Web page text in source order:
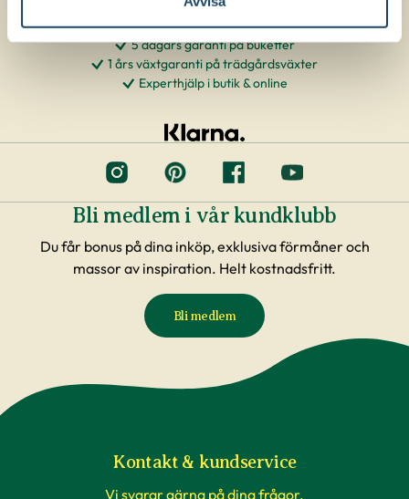
5 dagars garanti på buketter
1 års växtgaranti på trädgårdsväxter
Experthjälp i butik & online
Bli medlem i vår kundklubb
Du får bonus på dina inköp, exklusiva förmåner och
massor av inspiration. Helt kostnadsfritt.
Bli medlem
Kontakt & kundservice
Vi svarar gärna på dina frågor.